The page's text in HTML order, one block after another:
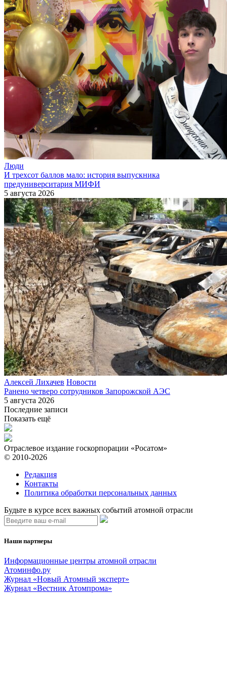
Люди
И трехсот баллов мало: история выпускника
предуниверситария МИФИ
5 августа 2026
Алексей Лихачев Новости
Ранено четверо сотрудников Запорожской АЭС
5 августа 2026
Последние записи
Показать ещё
Отраслевое издание госкорпорации «Росатом»
© 2010-2026
Редакция
Контакты
Политика обработки персональных данных
Будьте в курсе всех важных событий атомной отрасли
Наши партнеры
Информационные центры атомной отрасли
Атоминфо.ру
Журнал «Новый Атомный эксперт»
Журнал «Вестник Атомпрома»